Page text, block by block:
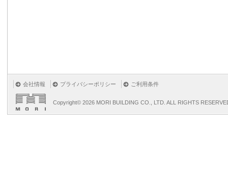
会社情報 プライバシーポリシー ご利用条件
Copyright© 2026 MORI BUILDING CO., LTD. ALL RIGHTS